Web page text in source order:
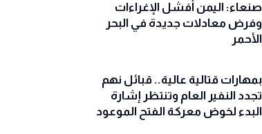
صنعاء: اليمن أفشل الإغراءات
وفرض معادلات جديدة في البحر
الأحمر
بمهارات قتالية عالية.. قبائل نهم
تجدد النفير العام وتنتظر إشارة
البدء لخوض معركة الفتح الموعود